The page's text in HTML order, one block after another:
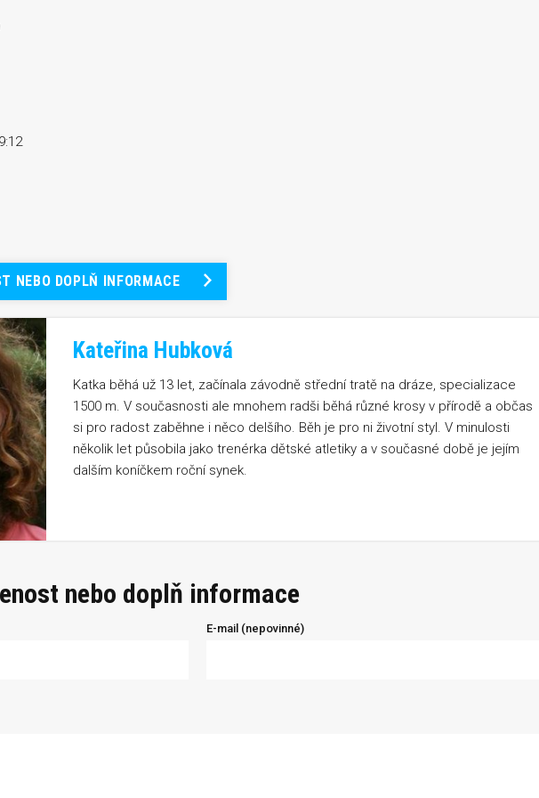
NEBO DOPLŇ INFORMACE
Kateřina Hubková
Katka běhá už 13 let, začínala závodně střední tratě na dráze, specializace
1500 m. V současnosti ale mnohem radši běhá různé krosy v přírodě a občas
si pro radost zaběhne i něco delšího. Běh je pro ni životní styl. V minulosti
několik let působila jako trenérka dětské atletiky a v současné době je jejím
dalším koníčkem roční synek.
nebo doplň informace
E-mail (nepovinné)